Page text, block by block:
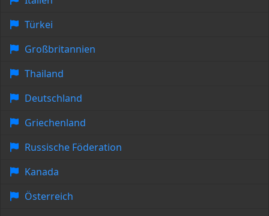
Türkei
Großbritannien
Thailand
Deutschland
Griechenland
Russische Föderation
Kanada
Österreich